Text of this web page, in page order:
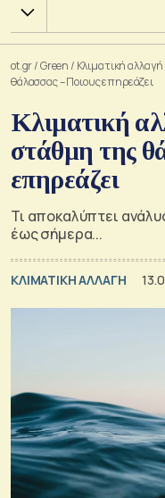
Χ.Α.
ot.gr/Green / Κλιματική αλλαγή
θάλασσας – Ποιους επηρεάζει
Κλιματική
στάθμη της
επηρεάζει
Τι αποκαλύπτει
έως σήμερα...
ΚΛΙΜΑΤΙΚΗ ΑΛΛΑΓΗ